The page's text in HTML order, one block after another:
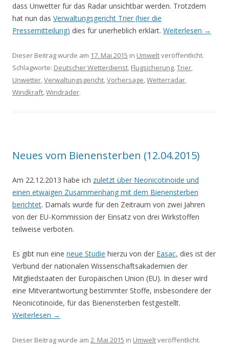
dass Unwetter für das Radar unsichtbar werden. Trotzdem
hat nun das Verwaltungsgericht Trier (hier die
Pressemitteilung) dies für unerheblich erklärt. Weiterlesen →
Dieser Beitrag wurde am 17. Mai 2015 in Umweltveröffentlicht.
Schlagworte: Deutscher Wetterdienst, Flugsicherung,Trier,
Unwetter,Verwaltungsgericht,Vorhersage,Wetterradar,
Windkraft,Windräder.
Neues vom Bienensterben (12.04.2015)
Am 22.12.2013 habe ich zuletzt über Neonicotinoide und
einen etwaigen Zusammenhang mit dem Bienensterben
berichtet. Damals wurde für den Zeitraum von zwei Jahren
von der EU-Kommission der Einsatz von drei Wirkstoffen
teilweise verboten.
Es gibt nun eine neue Studie hierzu von der Easac, dies ist der
Verbund der nationalen Wissenschaftsakademien der
Mitgliedstaaten der Europäischen Union (EU). In dieser wird
eine Mitverantwortung bestimmter Stoffe, insbesondere der
Neonicotinoide, für das Bienensterben festgestellt.
Weiterlesen →
Dieser Beitrag wurde am 2. Mai 2015 in Umweltveröffentlicht.